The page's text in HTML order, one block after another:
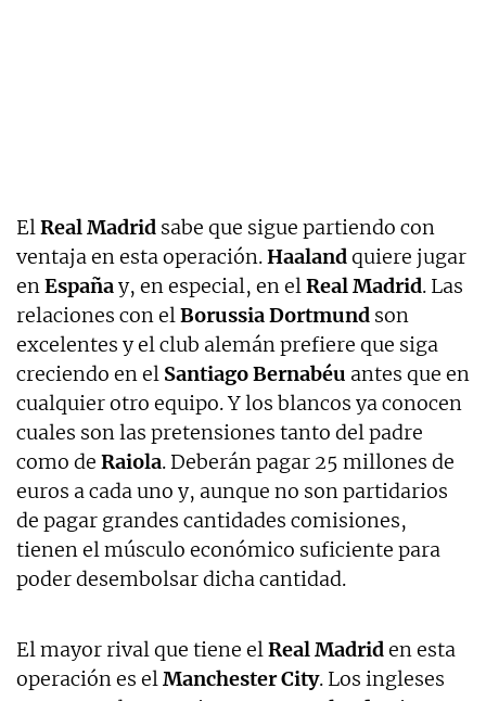
ElReal Madrid sabe que sigue partiendo con
ventaja en esta operación.Haalandquiere jugar
enEspañay, en especial, en elReal Madrid. Las
relaciones con elBorussia Dortmund son
excelentes y el club alemán prefiere que siga
creciendo en el Santiago Bernabéu antes que en
cualquier otro equipo. Y los blancos ya conocen
cuales son las pretensiones tanto del padre
como de Raiola. Deberán pagar 25 millones de
euros a cada uno y, aunque no son partidarios
de pagar grandes cantidades comisiones,
tienen el músculo económico suficiente para
poder desembolsar dicha cantidad.
El mayor rival que tiene elReal Madriden esta
operación es elManchester City. Los ingleses